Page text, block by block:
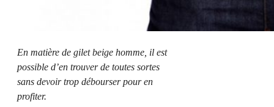
En matière de gilet beige homme, il est
possible d’en trouver de toutes sortes
sans devoir trop débourser pour en
profiter.